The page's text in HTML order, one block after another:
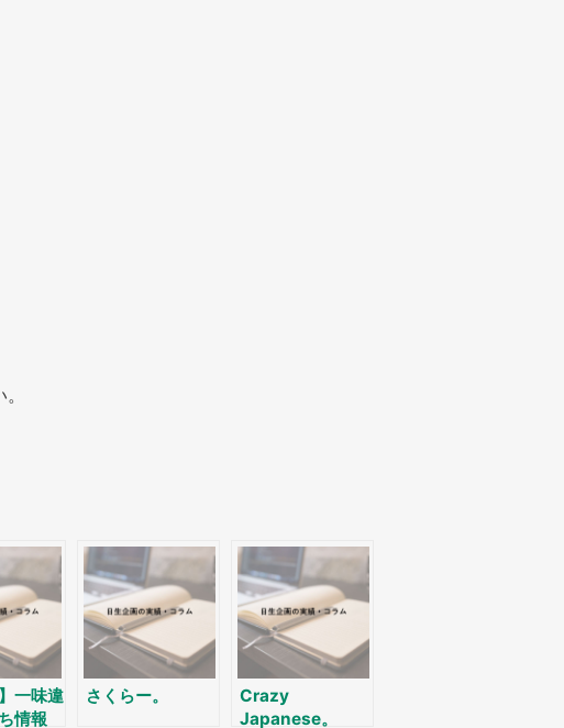
一味違
情報
さくらー。
Crazy
Japanese。